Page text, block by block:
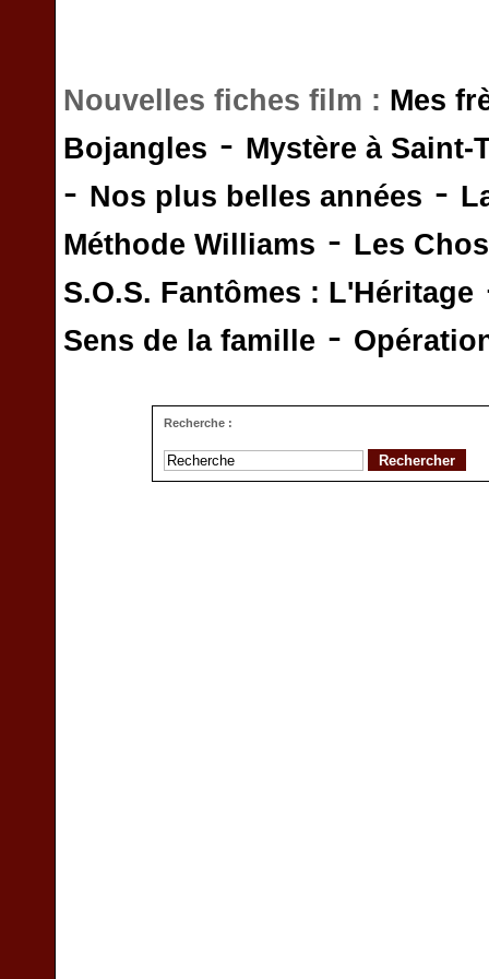
Nouvelles fiches film : Mes
Bojangles - Mystère à Saint-
- Nos plus belles années -
Méthode Williams - Les
S.O.S. Fantômes : L'Héritage
Sens de la famille -
Recherche :